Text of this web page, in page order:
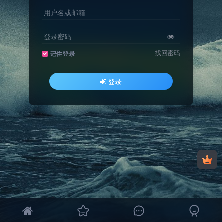
用户名或邮箱
登录密码
记住登录 找回密码
登录